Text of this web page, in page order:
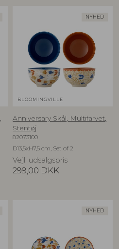
NYHED
BLOOMINGVILLE
Anniversary Skål, Multifarvet,
Stentøj
82073100
D13,5xH7,5 cm, Set of 2
Vejl. udsalgspris
299,00 DKK
NYHED